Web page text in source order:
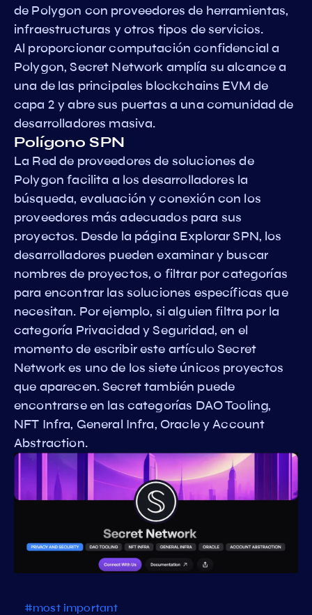
de Polygon con proveedores de herramientas,
infraestructuras y otros tipos de servicios.
Al proporcionar computación confidencial a
Polygon, Secret Network amplía su alcance a
una de las principales blockchains EVM de
capa 2 y abre sus puertas a una comunidad de
desarrolladores masiva.
Polígono SPN
La Red de proveedores de soluciones de
Polygon facilita a los desarrolladores la
búsqueda, evaluación y conexión con los
proveedores más adecuados para sus
proyectos. Desde la página Explorar SPN, los
desarrolladores pueden examinar y buscar
nombres de proyectos, o filtrar por categorías
para encontrar las soluciones específicas que
necesitan. Por ejemplo, si alguien filtra por la
categoría Privacidad y Seguridad, en el
momento de escribir este artículo Secret
Network es uno de los siete únicos proyectos
que aparecen. Secret también puede
encontrarse en las categorías DAO Tooling,
NFT Infra, General Infra, Oracle y Account
Abstraction.
#most important